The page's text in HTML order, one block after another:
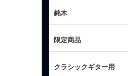
銘木
限定商品
クラシックギター用